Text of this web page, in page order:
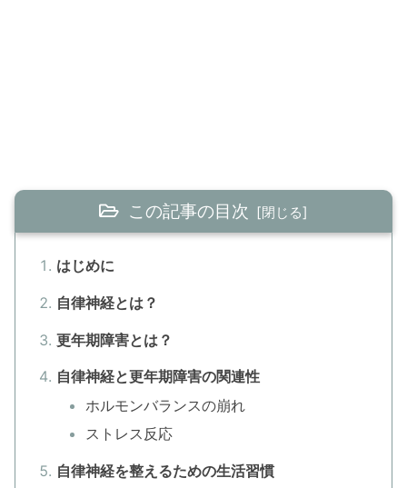
この記事の目次
はじめに
自律神経とは？
更年期障害とは？
自律神経と更年期障害の関連性
ホルモンバランスの崩れ
ストレス反応
自律神経を整えるための生活習慣